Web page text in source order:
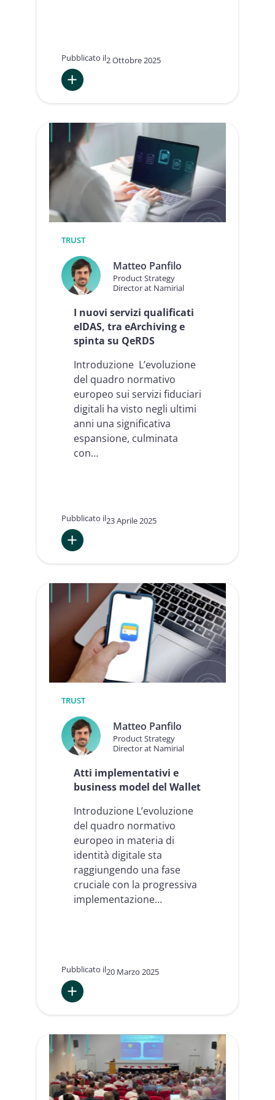
Pubblicato il2 Ottobre 2025
Dieci
chiave
dall’ENISA
Trust
Services
&
+
CA
Day
TRUST
Matteo Panfilo
Product Strategy
Director at Namirial
I nuovi servizi qualificati
eIDAS, tra eArchiving e
spinta su QeRDS
Introduzione L’evoluzione
del quadro normativo
europeo sui servizi fiduciari
digitali ha visto negli ultimi
anni una significativa
espansione, culminata
con…
Pubblicato il23 Aprile 2025
I
qualificati
eArchiving
spinta
QeRDS
TRUST
Matteo Panfilo
Product Strategy
Director at Namirial
Atti implementativi e
business model del Wallet
Introduzione L’evoluzione
del quadro normativo
europeo in materia di
identità digitale sta
raggiungendo una fase
cruciale con la progressiva
implementazione…
Pubblicato il20 Marzo 2025
Atti
e
business
model
del
Wallet